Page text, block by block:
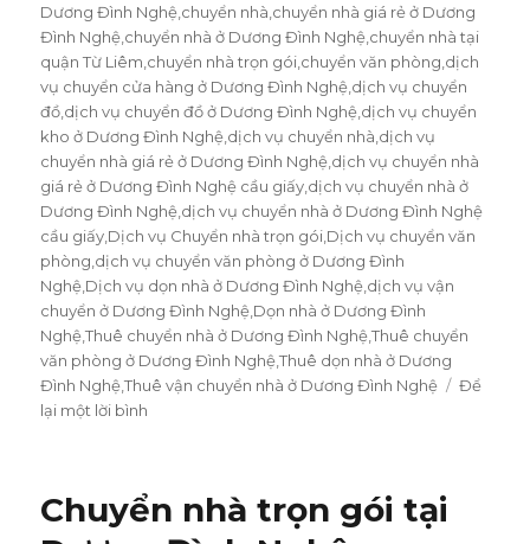
Dương Đình Nghệ chuyển nhà chuyển nhà giá rẻ ở Dương
Đình Nghệ chuyển nhà ở Dương Đình Nghệ chuyển nhà tại
quận Từ Liêm chuyển nhà trọn gói chuyển văn phòng dịch
vụ chuyển cửa hàng ở Dương Đình Nghệ dịch vụ chuyển
đồ dịch vụ chuyển đồ ở Dương Đình Nghệ dịch vụ chuyển
kho ở Dương Đình Nghệ dịch vụ chuyển nhà dịch vụ
chuyển nhà giá rẻ ở Dương Đình Nghệ dịch vụ chuyển nhà
giá rẻ ở Dương Đình Nghệ cầu giấy dịch vụ chuyển nhà ở
Dương Đình Nghệ dịch vụ chuyển nhà ở Dương Đình Nghệ
cầu giấy Dịch vụ Chuyển nhà trọn gói Dịch vụ chuyển văn
phòng dịch vụ chuyển văn phòng ở Dương Đình
Nghệ Dịch vụ dọn nhà ở Dương Đình Nghệ dịch vụ vận
chuyển ở Dương Đình Nghệ Dọn nhà ở Dương Đình
Nghệ,Thuê chuyển nhà ở Dương Đình Nghệ,Thuê chuyển
văn phòng ở Dương Đình Nghệ,Thuê dọn nhà ở Dương
Đình Nghệ,Thuê vận chuyển nhà ở Dương Đình Nghệ
Để
lại một lời bình
nhà
Chuyển nhà trọn gói tại